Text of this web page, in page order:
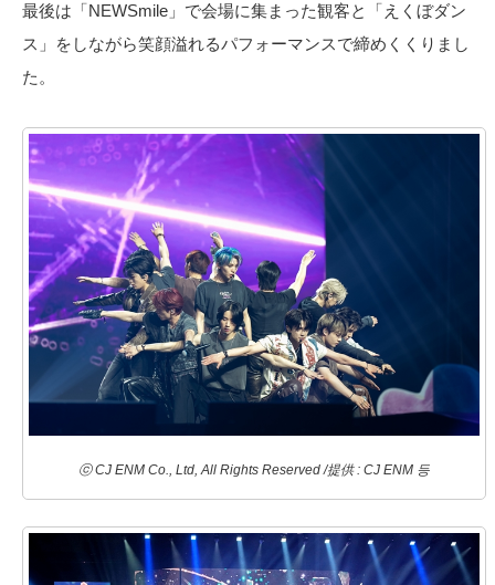
最後は「NEWSmile」で会場に集まった観客と「えくぼダン
ス」をしながら笑顔溢れるパフォーマンスで締めくくりまし
た。
ⓒ CJ ENM Co., Ltd, All Rights Reserved /提供 : CJ ENM 등